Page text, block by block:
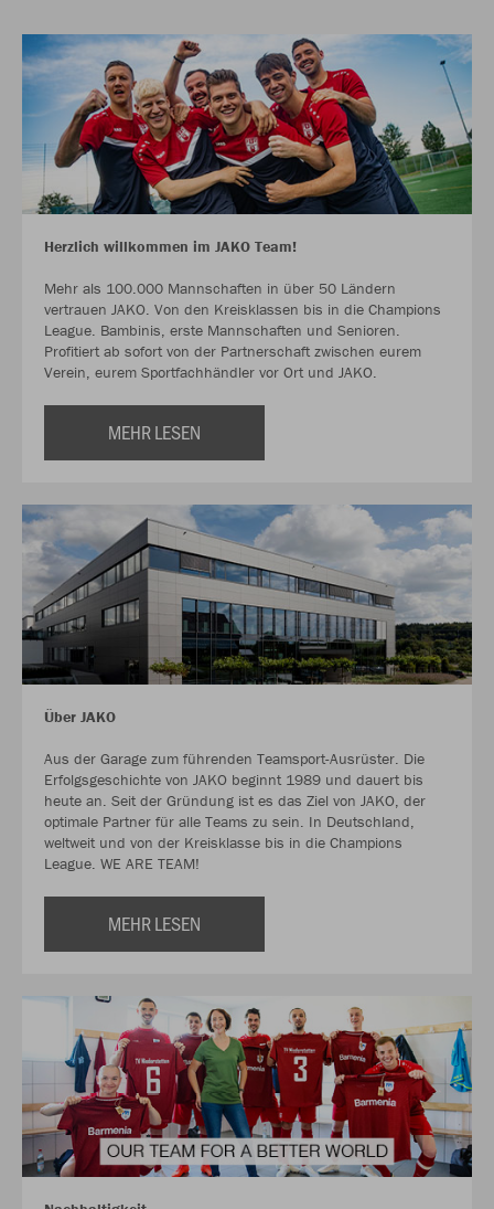
Herzlich willkommen im JAKO Team!
Mehr als 100.000 Mannschaften in über 50 Ländern
vertrauen JAKO. Von den Kreisklassen bis in die Champions
League. Bambinis, erste Mannschaften und Senioren.
Profitiert ab sofort von der Partnerschaft zwischen eurem
Verein, eurem Sportfachhändler vor Ort und JAKO.
MEHR LESEN
Über JAKO
Aus der Garage zum führenden Teamsport-Ausrüster. Die
Erfolgsgeschichte von JAKO beginnt 1989 und dauert bis
heute an. Seit der Gründung ist es das Ziel von JAKO, der
optimale Partner für alle Teams zu sein. In Deutschland,
weltweit und von der Kreisklasse bis in die Champions
League. WE ARE TEAM!
MEHR LESEN